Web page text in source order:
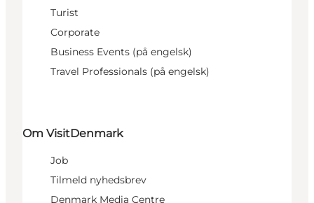
Turist
Corporate
Business Events (på engelsk)
Travel Professionals (på engelsk)
Om VisitDenmark
Job
Tilmeld nyhedsbrev
Denmark Media Centre